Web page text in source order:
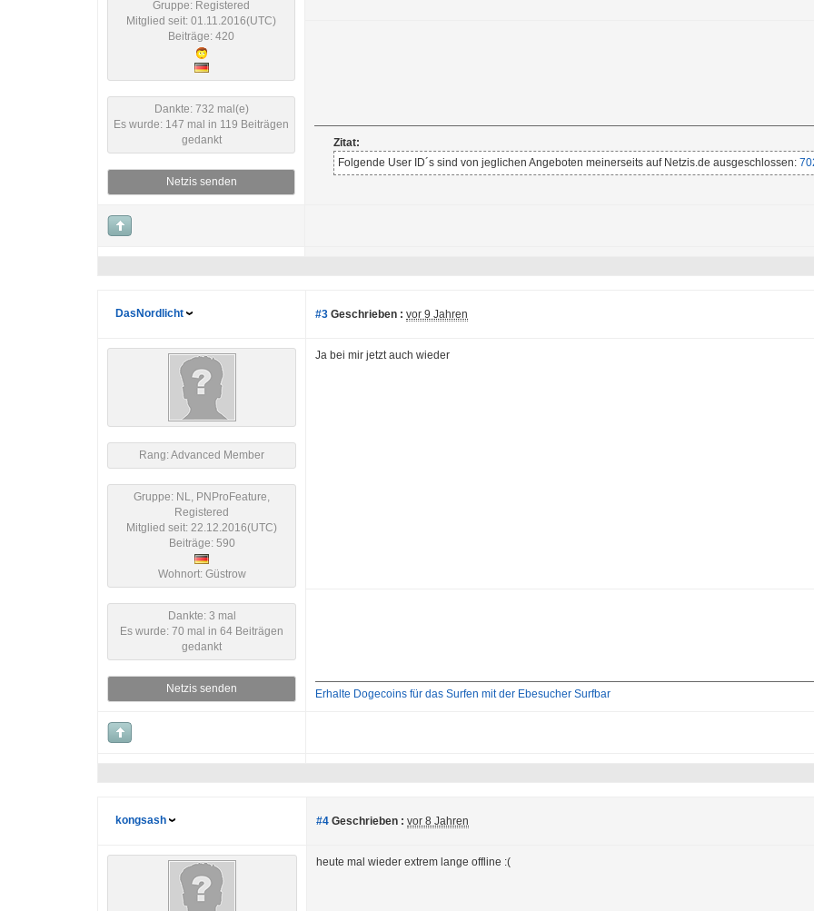
Gruppe: Registered
Mitglied seit: 01.11.2016(UTC)
Beiträge: 420
Dankte: 732 mal(e)
Es wurde: 147 mal in 119 Beiträgen
gedankt
Netzis senden
Zitat:
Folgende User ID´s sind von jeglichen Angeboten meinerseits auf Netzis.de ausgeschlossen:
DasNordlicht #3 Geschrieben : vor 9 Jahren
Rang: Advanced Member
Gruppe: NL, PNProFeature,
Registered
Mitglied seit: 22.12.2016(UTC)
Beiträge: 590
Wohnort: Güstrow
Dankte: 3 mal
Es wurde: 70 mal in 64 Beiträgen
gedankt
Netzis senden
Ja bei mir jetzt auch wieder
Erhalte Dogecoins für das Surfen mit der Ebesucher Surfbar
kongsash #4 Geschrieben : vor 8 Jahren
heute mal wieder extrem lange offline :(